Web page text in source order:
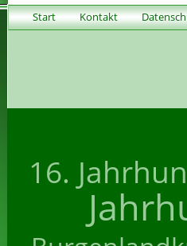
Start Kontakt
16.